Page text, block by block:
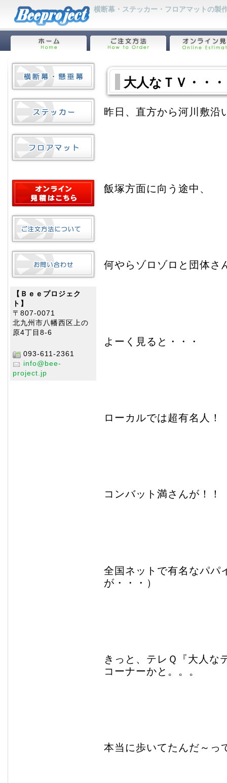
横断幕・ステッカー・フロアマットの
大人なＴＶ・・
昨日、直方から河川敷沿
飯塚方面に向う途中、
何やらゾロゾロと団体さ
よーく見ると・・・
ローカルでは超有名人！
コンバット満さんが！！
全国ネットで有名なパパ
が・・・）
きっと、テレＱ『大人な
コーナーかと。。。
本当に歩いてたんだ～っ
【Ｂｅｅプロジェク
ト】
〒807-0071
北九州市八幡西区上の
原4丁目8-6
093-611-2361
info@bee-
project.jp